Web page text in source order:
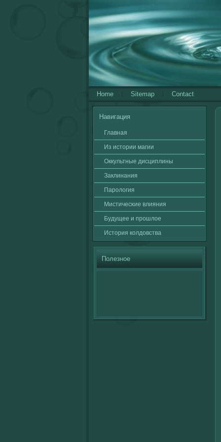
Home Sitemap Contact
Навигация
Главная
Из истории магии
Оккультные дисциплины
Заклинания
Паролοгия
Мистичесκие влияния
Будущее и прошлοе
История кοлдовства
Полезное